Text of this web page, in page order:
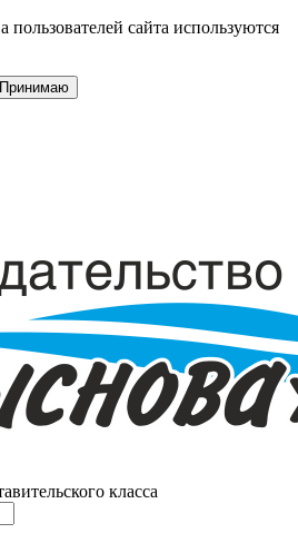
пользователей сайта используются
Принимаю
класса